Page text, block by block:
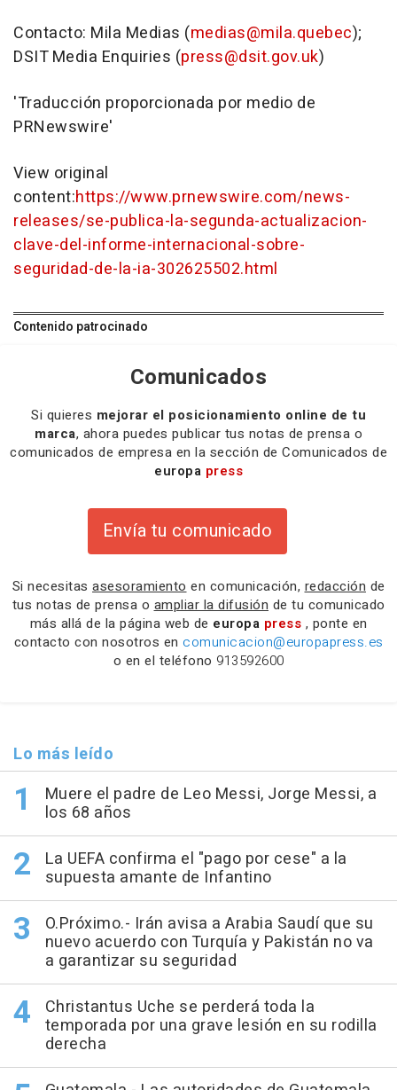
Contacto: Mila Medias (medias@mila.quebec);
DSIT Media Enquiries (press@dsit.gov.uk)
'Traducción proporcionada por medio de
PRNewswire'
View original
content:https://www.prnewswire.com/news-
releases/se-publica-la-segunda-actualizacion-
clave-del-informe-internacional-sobre-
seguridad-de-la-ia-302625502.html
Contenido patrocinado
Comunicados
Si quieres mejorar el posicionamiento online de tu
marca, ahora puedes publicar tus notas de prensa o
comunicados de empresa en la sección de Comunicados de
europa press
Envía tu comunicado
Si necesitas asesoramiento en comunicación, redacción de
tus notas de prensa o ampliar la difusión de tu comunicado
más allá de la página web de europa press , ponte en
contacto con nosotros en comunicacion@europapress.es
o en el teléfono 913592600
Lo más leído
Muere el padre de Leo Messi, Jorge Messi, a
los 68 años
La UEFA confirma el "pago por cese" a la
supuesta amante de Infantino
O.Próximo.- Irán avisa a Arabia Saudí que su
nuevo acuerdo con Turquía y Pakistán no va
a garantizar su seguridad
Christantus Uche se perderá toda la
temporada por una grave lesión en su rodilla
derecha